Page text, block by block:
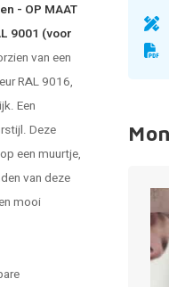
- OP MAAT
9001 (voor
van een
RAL 9016,
Een
Deze
een muurtje,
van deze
mooi